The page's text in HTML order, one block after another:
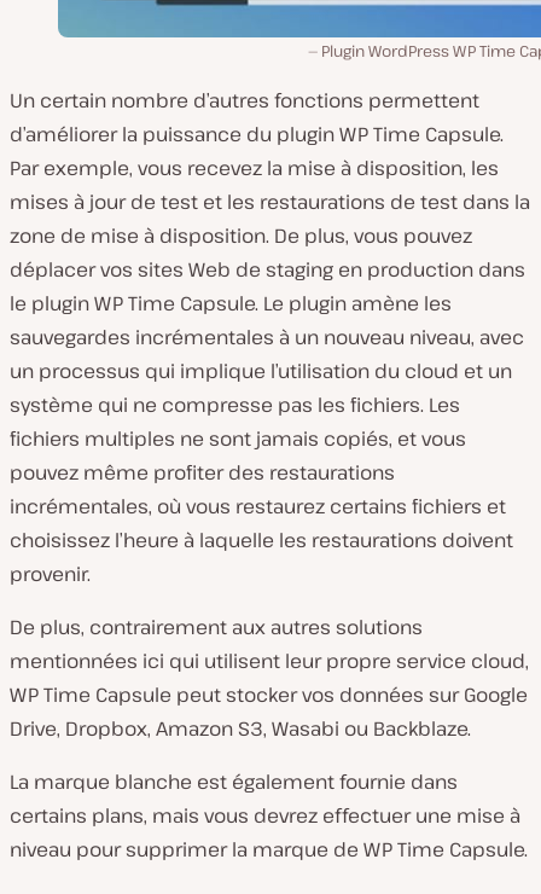
Plugin WordPress WP Time
Un certain nombre d’autres fonctions permettent
d’améliorer la puissance du plugin WP Time Capsule.
Par exemple, vous recevez la mise à disposition, les
mises à jour de test et les restaurations de test dans la
zone de mise à disposition. De plus, vous pouvez
déplacer vos sites Web de staging en production dans
le plugin WP Time Capsule. Le plugin amène les
sauvegardes incrémentales à un nouveau niveau, avec
un processus qui implique l’utilisation du cloud et un
système qui ne compresse pas les fichiers. Les
fichiers multiples ne sont jamais copiés, et vous
pouvez même profiter des restaurations
incrémentales, où vous restaurez certains fichiers et
choisissez l’heure à laquelle les restaurations doivent
provenir.
De plus, contrairement aux autres solutions
mentionnées ici qui utilisent leur propre service cloud,
WP Time Capsule peut stocker vos données sur Google
Drive, Dropbox, Amazon S3, Wasabi ou Backblaze.
La marque blanche est également fournie dans
certains plans, mais vous devrez effectuer une mise à
niveau pour supprimer la marque de WP Time Capsule.